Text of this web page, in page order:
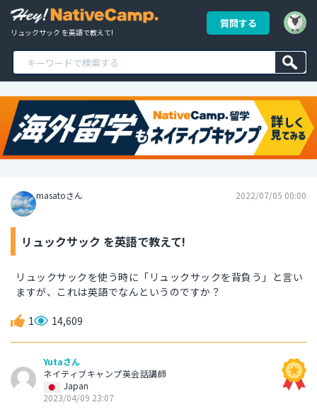
リュックサック を英語で教えて!
質問する
masatoさん 2022/07/05 00:00
リュックサック を英語で教えて!
リュックサックを使う時に「リュックサックを背負う」と言い
ますが、これは英語でなんというのですか？
1 14,609
Yutaさん
ネイティブキャンプ英会話講師
Japan
2023/04/09 23:07